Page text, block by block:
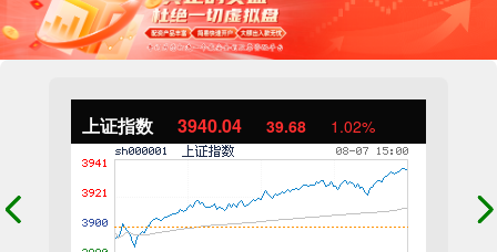
上证指数 3940.04 39.68 1.02%